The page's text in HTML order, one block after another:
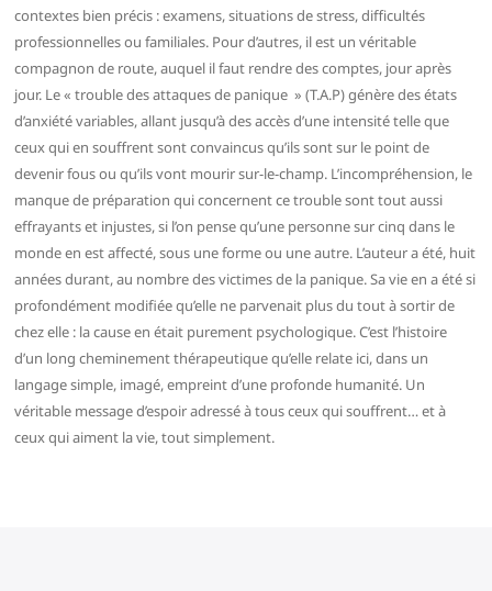
contextes bien précis : examens, situations de stress, difficultés
professionnelles ou familiales. Pour d’autres, il est un véritable
compagnon de route, auquel il faut rendre des comptes, jour après
jour. Le « trouble des attaques de panique » (T.A.P) génère des états
d’anxiété variables, allant jusqu’à des accès d’une intensité telle que
ceux qui en souffrent sont convaincus qu’ils sont sur le point de
devenir fous ou qu’ils vont mourir sur-le-champ. L’incompréhension, le
manque de préparation qui concernent ce trouble sont tout aussi
effrayants et injustes, si l’on pense qu’une personne sur cinq dans le
monde en est affecté, sous une forme ou une autre. L’auteur a été, huit
années durant, au nombre des victimes de la panique. Sa vie en a été si
profondément modifiée qu’elle ne parvenait plus du tout à sortir de
chez elle : la cause en était purement psychologique. C’est l’histoire
d’un long cheminement thérapeutique qu’elle relate ici, dans un
langage simple, imagé, empreint d’une profonde humanité. Un
véritable message d’espoir adressé à tous ceux qui souffrent… et à
ceux qui aiment la vie, tout simplement.